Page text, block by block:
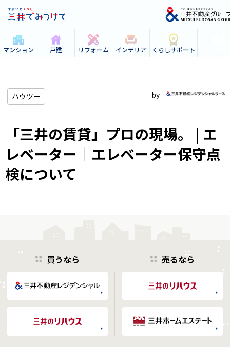
マンション 戸建 リフォーム インテリア くらしサポート
ハウツー
「三井の賃貸」プロの現場。 | エ
レベーター｜エレベーター保守点
検について
買うなら 売るなら